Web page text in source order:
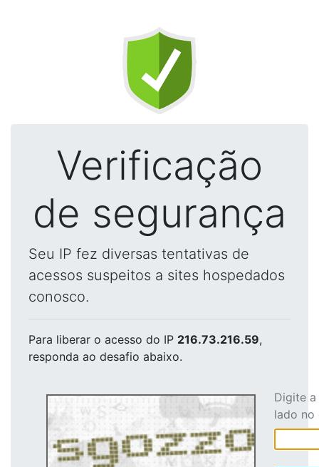
Verificação
de segurança
Seu IP fez diversas tentativas de
acessos suspeitos a sites hospedados
conosco.
Para liberar o acesso do IP 216.73.216.59,
responda ao desafio abaixo.
Digite
lado no